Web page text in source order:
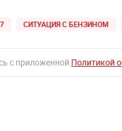
СИТУАЦИЯ С БЕНЗИНОМ
с приложенной Политикой